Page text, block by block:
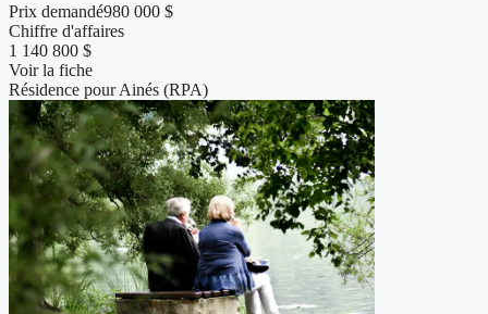
Prix demandé980 000 $
Chiffre d'affaires
1 140 800 $
Voir la fiche
Résidence pour Ainés (RPA)